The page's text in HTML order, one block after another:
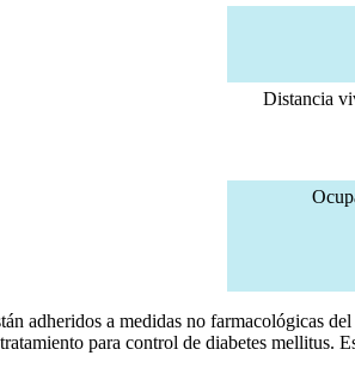
Distancia
adheridos a medidas no farmacológicas
para control de diabetes mellitus.